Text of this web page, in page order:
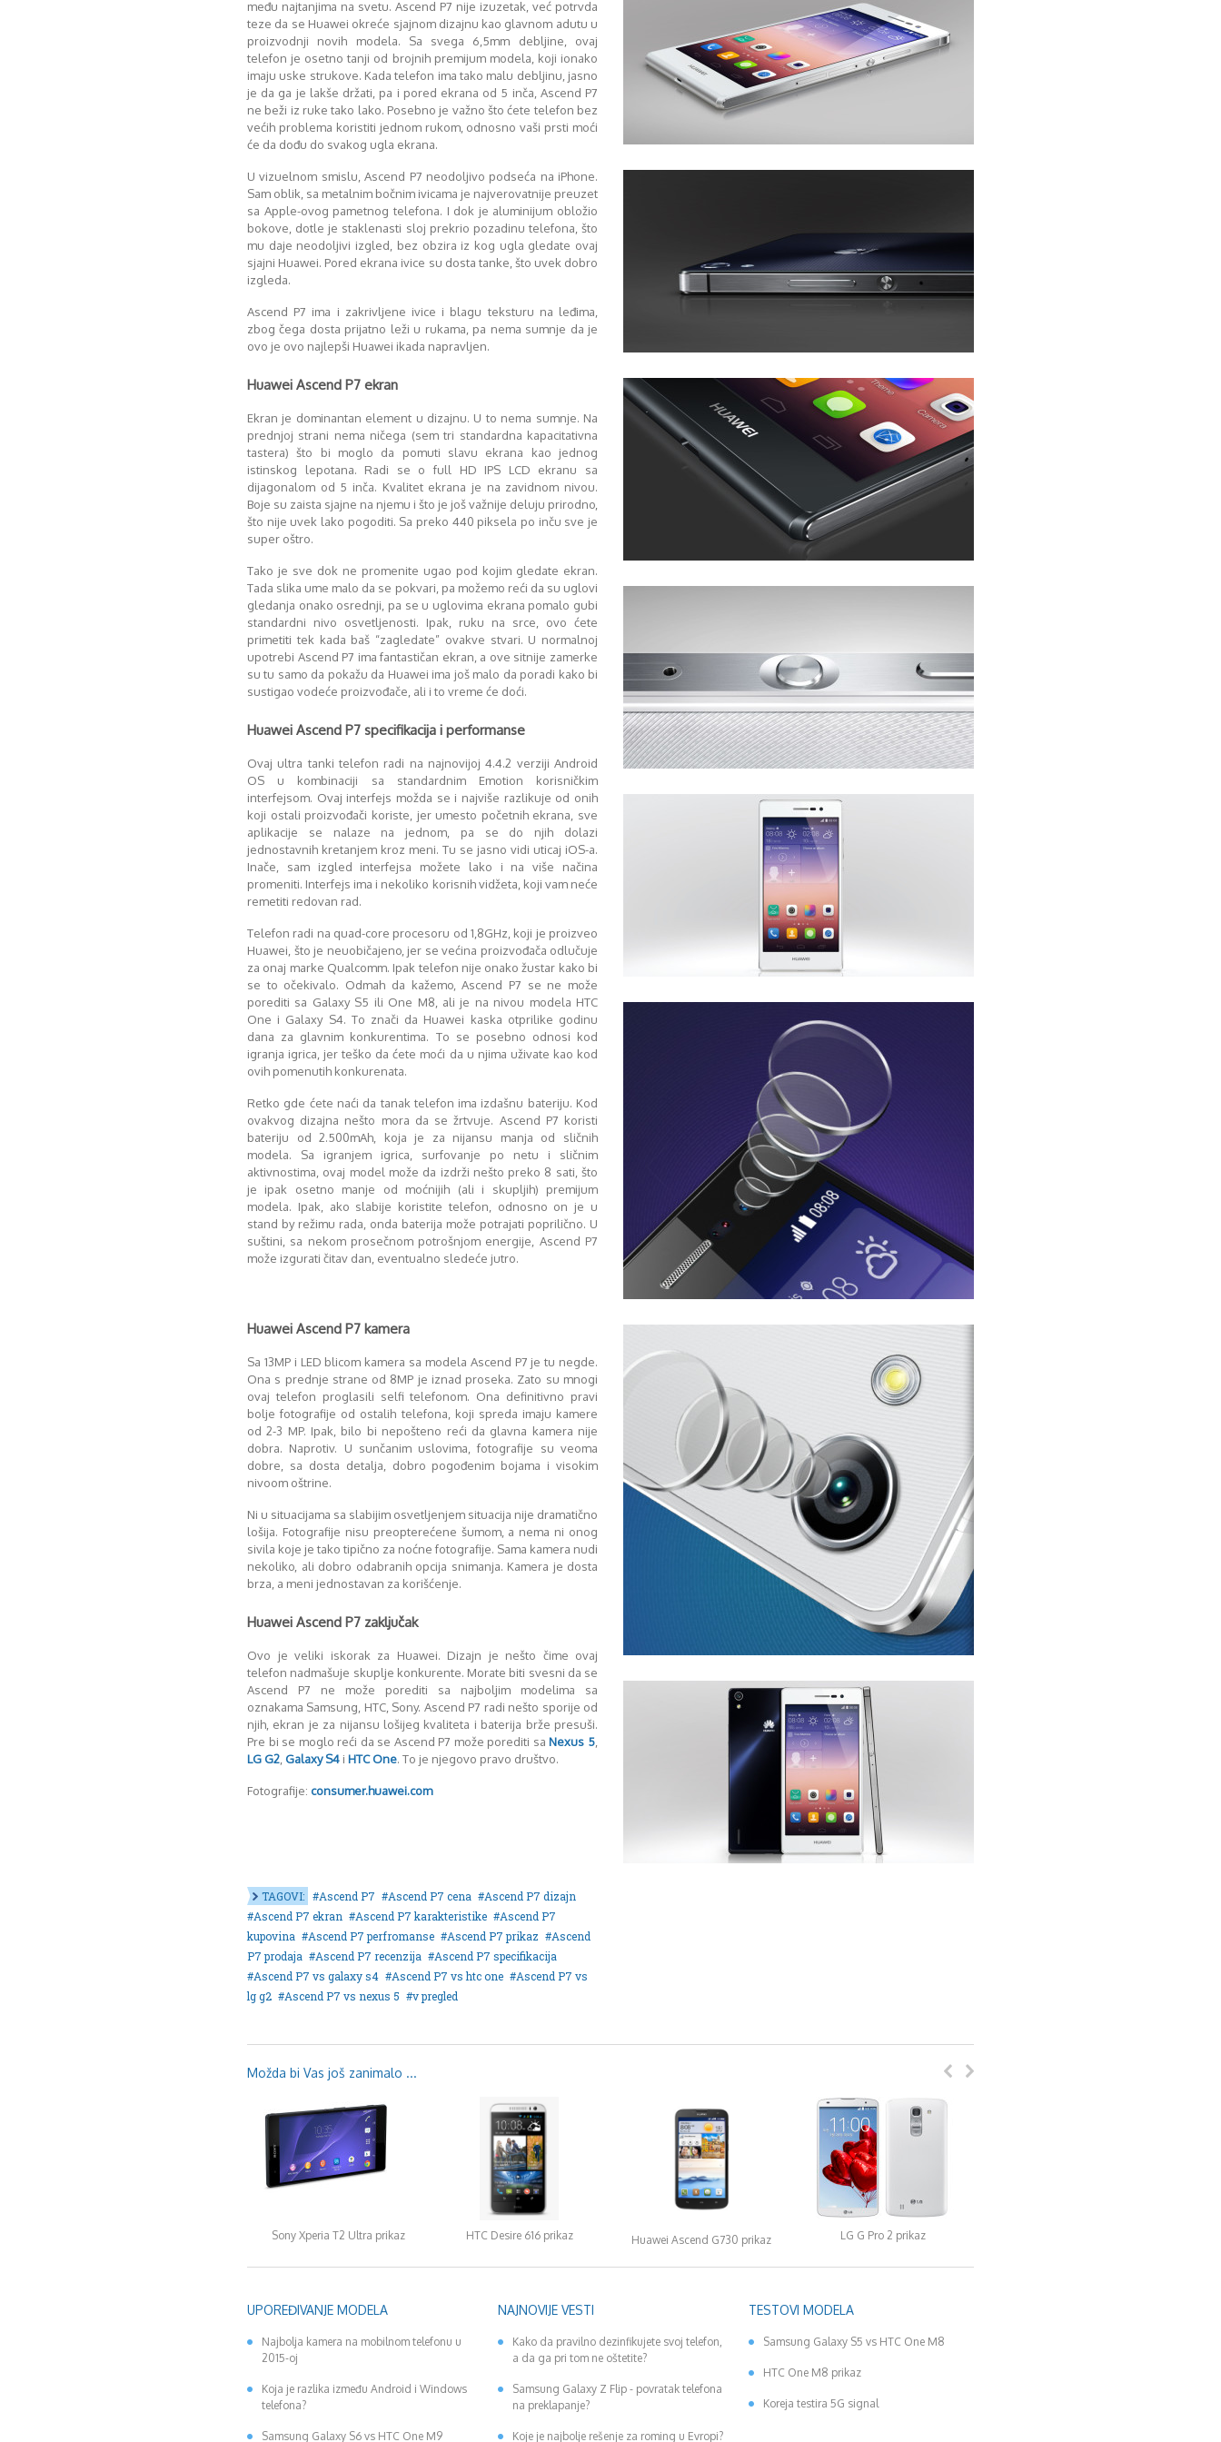
među najtanjima na svetu. Ascend P7 nije izuzetak, već potrvda
teze da se Huawei okreće sjajnom dizajnu kao glavnom adutu u
proizvodnji novih modela. Sa svega 6,5mm debljine, ovaj
telefon je osetno tanji od brojnih premijum modela, koji ionako
imaju uske strukove. Kada telefon ima tako malu debljinu, jasno
je da ga je lakše držati, pa i pored ekrana od 5 inča, Ascend P7
ne beži iz ruke tako lako. Posebno je važno što ćete telefon bez
većih problema koristiti jednom rukom, odnosno vaši prsti moći
će da dođu do svakog ugla ekrana.
U vizuelnom smislu, Ascend P7 neodoljivo podseća na iPhone.
Sam oblik, sa metalnim bočnim ivicama je najverovatnije preuzet
sa Apple-ovog pametnog telefona. I dok je aluminijum obložio
bokove, dotle je staklenasti sloj prekrio pozadinu telefona, što
mu daje neodoljivi izgled, bez obzira iz kog ugla gledate ovaj
sjajni Huawei. Pored ekrana ivice su dosta tanke, što uvek dobro
izgleda.
Ascend P7 ima i zakrivljene ivice i blagu teksturu na leđima,
zbog čega dosta prijatno leži u rukama, pa nema sumnje da je
ovo je ovo najlepši Huawei ikada napravljen.
Huawei Ascend P7 ekran
Ekran je dominantan element u dizajnu. U to nema sumnje. Na
prednjoj strani nema ničega (sem tri standardna kapacitativna
tastera) što bi moglo da pomuti slavu ekrana kao jednog
istinskog lepotana. Radi se o full HD IPS LCD ekranu sa
dijagonalom od 5 inča. Kvalitet ekrana je na zavidnom nivou.
Boje su zaista sjajne na njemu i što je još važnije deluju prirodno,
što nije uvek lako pogoditi. Sa preko 440 piksela po inču sve je
super oštro.
Tako je sve dok ne promenite ugao pod kojim gledate ekran.
Tada slika ume malo da se pokvari, pa možemo reći da su uglovi
gledanja onako osrednji, pa se u uglovima ekrana pomalo gubi
standardni nivo osvetljenosti. Ipak, ruku na srce, ovo ćete
primetiti tek kada baš “zagledate” ovakve stvari. U normalnoj
upotrebi Ascend P7 ima fantastičan ekran, a ove sitnije zamerke
su tu samo da pokažu da Huawei ima još malo da poradi kako bi
sustigao vodeće proizvođače, ali i to vreme će doći.
Huawei Ascend P7 specifikacija i performanse
Ovaj ultra tanki telefon radi na najnovijoj 4.4.2 verziji Android
OS u kombinaciji sa standardnim Emotion korisničkim
interfejsom. Ovaj interfejs možda se i najviše razlikuje od onih
koji ostali proizvođači koriste, jer umesto početnih ekrana, sve
aplikacije se nalaze na jednom, pa se do njih dolazi
jednostavnih kretanjem kroz meni. Tu se jasno vidi uticaj iOS-a.
Inače, sam izgled interfejsa možete lako i na više načina
promeniti. Interfejs ima i nekoliko korisnih vidžeta, koji vam neće
remetiti redovan rad.
Telefon radi na quad-core procesoru od 1,8GHz, koji je proizveo
Huawei, što je neuobičajeno, jer se većina proizvođača odlučuje
za onaj marke Qualcomm. Ipak telefon nije onako žustar kako bi
se to očekivalo. Odmah da kažemo, Ascend P7 se ne može
porediti sa Galaxy S5 ili One M8, ali je na nivou modela HTC
One i Galaxy S4. To znači da Huawei kaska otprilike godinu
dana za glavnim konkurentima. To se posebno odnosi kod
igranja igrica, jer teško da ćete moći da u njima uživate kao kod
ovih pomenutih konkurenata.
Retko gde ćete naći da tanak telefon ima izdašnu bateriju. Kod
ovakvog dizajna nešto mora da se žrtvuje. Ascend P7 koristi
bateriju od 2.500mAh, koja je za nijansu manja od sličnih
modela. Sa igranjem igrica, surfovanje po netu i sličnim
aktivnostima, ovaj model može da izdrži nešto preko 8 sati, što
je ipak osetno manje od moćnijih (ali i skupljih) premijum
modela. Ipak, ako slabije koristite telefon, odnosno on je u
stand by režimu rada, onda baterija može potrajati poprilično. U
suštini, sa nekom prosečnom potrošnjom energije, Ascend P7
može izgurati čitav dan, eventualno sledeće jutro.
Huawei Ascend P7 kamera
Sa 13MP i LED blicom kamera sa modela Ascend P7 je tu negde.
Ona s prednje strane od 8MP je iznad proseka. Zato su mnogi
ovaj telefon proglasili selfi telefonom. Ona definitivno pravi
bolje fotografije od ostalih telefona, koji spreda imaju kamere
od 2-3 MP. Ipak, bilo bi nepošteno reći da glavna kamera nije
dobra. Naprotiv. U sunčanim uslovima, fotografije su veoma
dobre, sa dosta detalja, dobro pogođenim bojama i visokim
nivoom oštrine.
Ni u situacijama sa slabijim osvetljenjem situacija nije dramatično
lošija. Fotografije nisu preopterećene šumom, a nema ni onog
sivila koje je tako tipično za noćne fotografije. Sama kamera nudi
nekoliko, ali dobro odabranih opcija snimanja. Kamera je dosta
brza, a meni jednostavan za korišćenje.
Huawei Ascend P7 zaključak
Ovo je veliki iskorak za Huawei. Dizajn je nešto čime ovaj
telefon nadmašuje skuplje konkurente. Morate biti svesni da se
Ascend P7 ne može porediti sa najboljim modelima sa
oznakama Samsung, HTC, Sony. Ascend P7 radi nešto sporije od
njih, ekran je za nijansu lošijeg kvaliteta i baterija brže presuši.
Pre bi se moglo reći da se Ascend P7 može porediti saNexus 5
LG G2 Galaxy S4 i HTC One. To je njegovo pravo društvo.
Fotografije: consumer.huawei.com
TAGOVI: Ascend P7 Ascend P7 cena
Ascend P7 dizajn
Ascend P7 ekran
Ascend P7 karakteristike
Ascend P7
kupovina
Ascend P7 perfromanse Ascend P7 prikaz
Ascend
P7 prodaja
Ascend P7 recenzija
Ascend P7 specifikacija
Ascend P7 vs galaxy s4
Ascend P7 vs htc one
Ascend P7 vs
lg g2
Ascend P7 vs nexus 5 v pregled
Možda bi Vas još zanimalo ...
Sony Xperia T2 Ultra prikaz HTC Desire 616 prikaz Huawei Ascend G730 prikaz LG G Pro 2 prikaz
UPOREĐIVANJE MODELA
Najbolja kamera na mobilnom telefonu u
2015-oj
Koja je razlika između Android i Windows
telefona?
Samsung Galaxy S6 vs HTC One M9
NAJNOVIJE VESTI
Kako da pravilno dezinfikujete svoj telefon,
a da ga pri tom ne oštetite?
Samsung Galaxy Z Flip - povratak telefona
na preklapanje?
Koje je najbolje rešenje za roming u Evropi?
TESTOVI MODELA
Samsung Galaxy S5 vs HTC One M8
HTC One M8 prikaz
Koreja testira 5G signal